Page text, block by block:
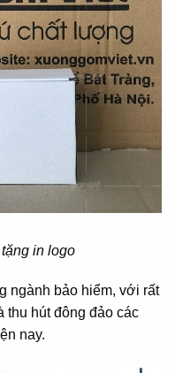
in logo
ngành bảo hiểm, với rất
thu hút đông đảo các
nay.